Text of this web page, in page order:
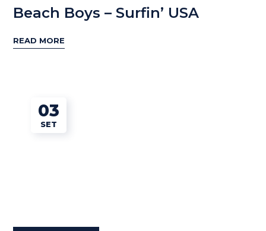
Beach Boys – Surfin’ USA
READ MORE
03
SET